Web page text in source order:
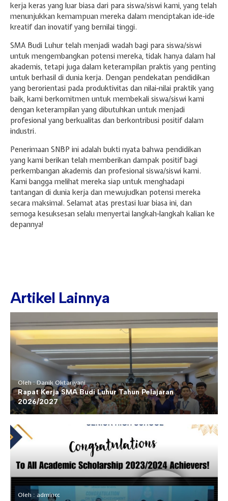
kerja keras yang luar biasa dari para siswa/siswi kami, yang telah
menunjukkan kemampuan mereka dalam menciptakan ide-ide
kreatif dan inovatif yang bernilai tinggi.
SMA Budi Luhur telah menjadi wadah bagi para siswa/siswi
untuk mengembangkan potensi mereka, tidak hanya dalam hal
akademis, tetapi juga dalam keterampilan praktis yang penting
untuk berhasil di dunia kerja. Dengan pendekatan pendidikan
yang berorientasi pada produktivitas dan nilai-nilai praktik yang
baik, kami berkomitmen untuk membekali siswa/siswi kami
dengan keterampilan yang dibutuhkan untuk menjadi
profesional yang berkualitas dan berkontribusi positif dalam
industri.
Penerimaan SNBP ini adalah bukti nyata bahwa pendidikan
yang kami berikan telah memberikan dampak positif bagi
perkembangan akademis dan profesional siswa/siswi kami.
Kami bangga melihat mereka siap untuk menghadapi
tantangan di dunia kerja dan mewujudkan potensi mereka
secara maksimal. Selamat atas prestasi luar biasa ini, dan
semoga kesuksesan selalu menyertai langkah-langkah kalian ke
depannya!
Artikel Lainnya
Oleh : Danik Oktariyani
Rapat Kerja SMA Budi Luhur Tahun Pelajaran
2026/2027
Oleh : admincc